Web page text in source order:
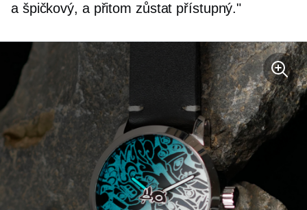
a špičkový, a přitom zůstat přístupný."